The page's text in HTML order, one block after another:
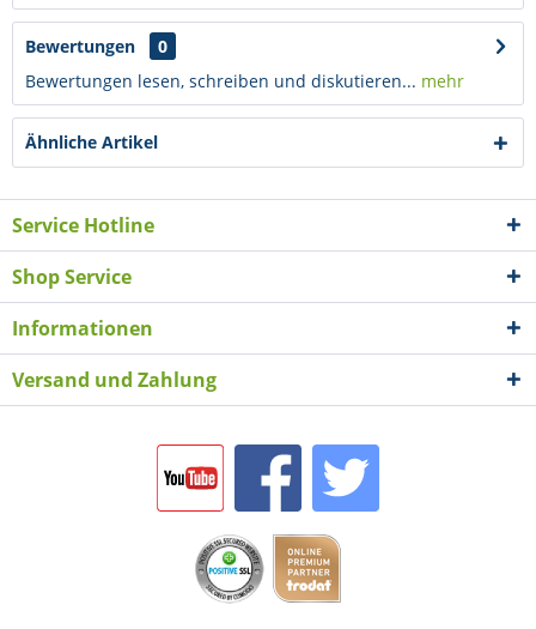
Bewertungen
0
Bewertungen lesen, schreiben und diskutieren... mehr
Ähnliche Artikel
Service Hotline
Shop Service
Informationen
Versand und Zahlung